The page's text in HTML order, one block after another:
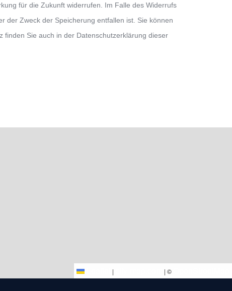
für die Zukunft widerrufen. Im Falle des Widerrufs
der Zweck der Speicherung entfallen ist. Sie können
Sie auch in der Datenschutzerklärung dieser
| | ©
| | ©